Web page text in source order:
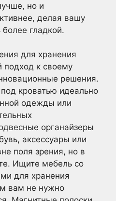
но и
делая вашу
гладкой.
для хранения
подход к своему
решения.
кроватью идеально
одежды или
органайзеры
аксессуары или
поля зрения, но в
Ищите мебель со
для хранения
вам не нужно